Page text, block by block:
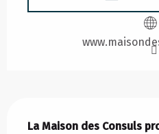
La Maison des Consuls